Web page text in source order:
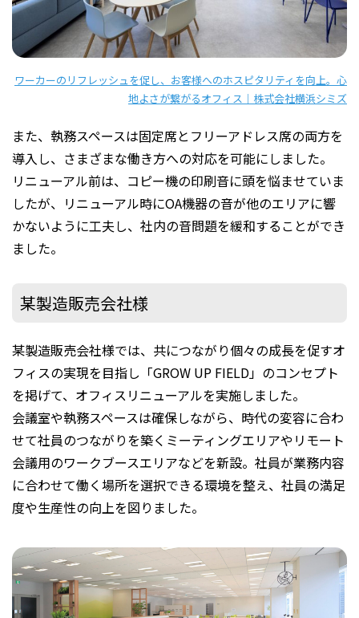
ワーカーのリフレッシュを促し、お客様へのホスピタリティを向上。心
地よさが繋がるオフィス｜株式会社横浜シミズ
また、執務スペースは固定席とフリーアドレス席の両方を
導入し、さまざまな働き方への対応を可能にしました。
リニューアル前は、コピー機の印刷音に頭を悩ませていま
したが、リニューアル時にOA機器の音が他のエリアに響
かないように工夫し、社内の音問題を緩和することができ
ました。
某製造販売会社様
某製造販売会社様では、共につながり個々の成長を促すオ
フィスの実現を目指し「GROW UP FIELD」のコンセプト
を掲げて、オフィスリニューアルを実施しました。
会議室や執務スペースは確保しながら、時代の変容に合わ
せて社員のつながりを築くミーティングエリアやリモート
会議用のワークブースエリアなどを新設。社員が業務内容
に合わせて働く場所を選択できる環境を整え、社員の満足
度や生産性の向上を図りました。